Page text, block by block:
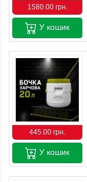
1580.00 грн.
У кошик
445.00 грн.
У кошик